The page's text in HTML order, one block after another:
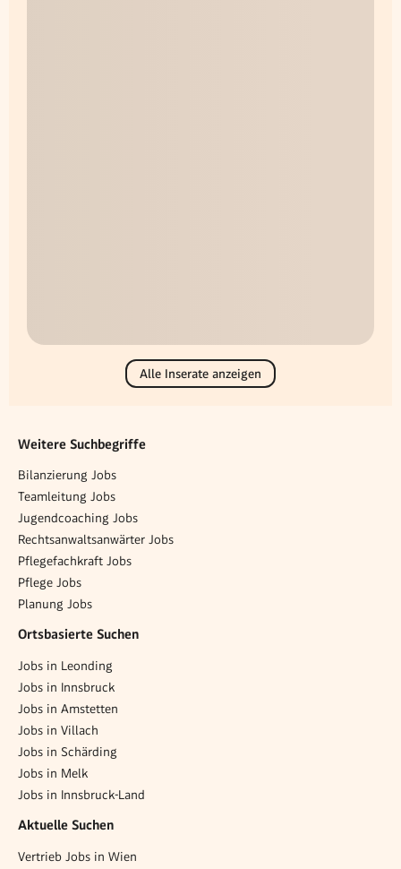
Alle Inserate anzeigen
Weitere Suchbegriffe
Bilanzierung Jobs
Teamleitung Jobs
Jugendcoaching Jobs
Rechtsanwaltsanwärter Jobs
Pflegefachkraft Jobs
Pflege Jobs
Planung Jobs
Ortsbasierte Suchen
Jobs in Leonding
Jobs in Innsbruck
Jobs in Amstetten
Jobs in Villach
Jobs in Schärding
Jobs in Melk
Jobs in Innsbruck-Land
Aktuelle Suchen
Vertrieb Jobs in Wien